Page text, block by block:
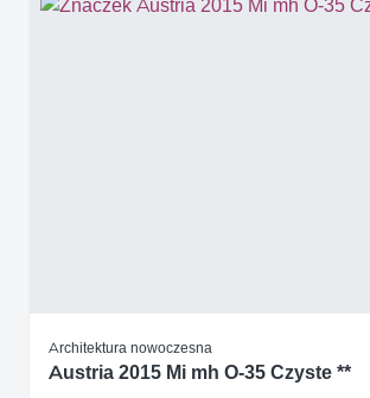
Architektura nowoczesna
Austria 2015 Mi mh O-35 Czyste **